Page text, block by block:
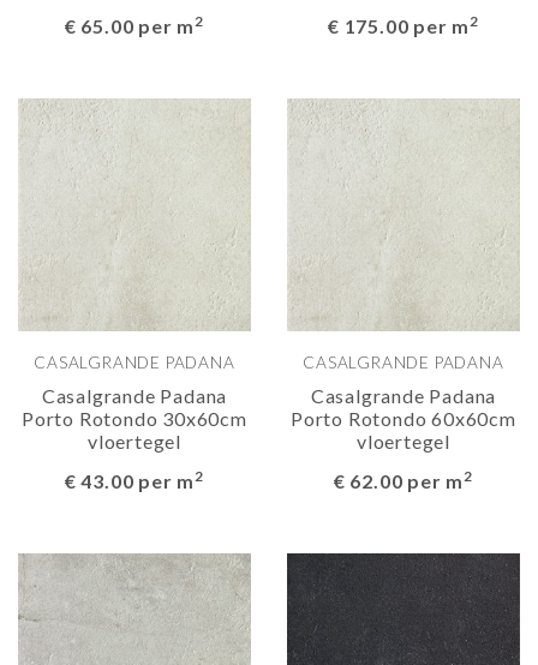
€ 65.00 per m2
€ 175.00 per m2
CASALGRANDE PADANA
Casalgrande Padana
Porto Rotondo 30x60cm
vloertegel
€ 43.00 per m2
CASALGRANDE PADANA
Casalgrande Padana
Porto Rotondo 60x60cm
vloertegel
€ 62.00 per m2